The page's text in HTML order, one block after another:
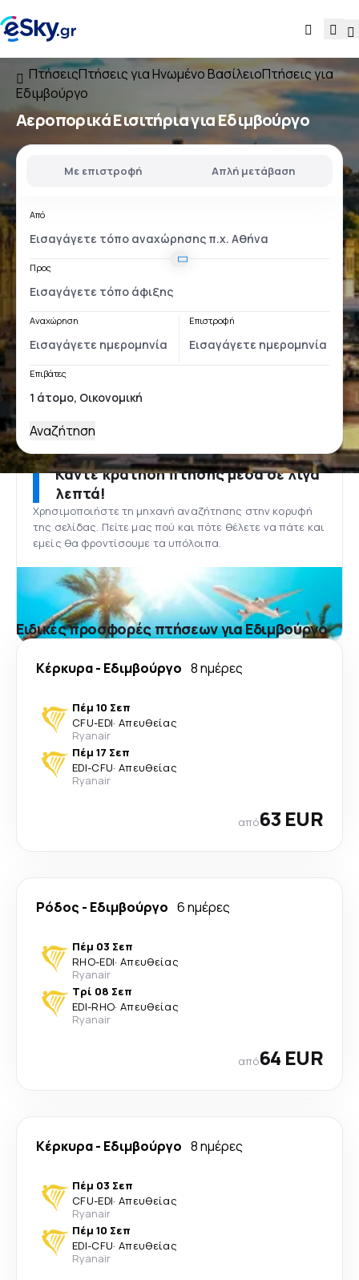
ΠτήσειςΠτήσεις για Ηνωμένο ΒασίλειοΠτήσεις για
Εδιμβούργο
Αεροπορικά Εισιτήρια για Εδιμβούργο
Με επιστροφή Απλή μετάβαση
Από
Προς
Αναχώρηση Επιστροφή
Επιβάτες
Αναζήτηση
Κάντε κράτηση πτήσης μέσα σε λίγα
λεπτά!
Χρησιμοποιήστε τη μηχανή αναζήτησης στην κορυφή
της σελίδας. Πείτε μας πού και πότε θέλετε να πάτε και
εμείς θα φροντίσουμε τα υπόλοιπα.
Ειδικές προσφορές πτήσεων για Εδιμβούργο
Κέρκυρα- Εδιμβούργο 8 ημέρες
Πέμ 10 Σεπ
CFU-EDI· Απευθείας
Ryanair
Πέμ 17 Σεπ
EDI-CFU· Απευθείας
Ryanair
από63 EUR
Ρόδος - Εδιμβούργο 6 ημέρες
Πέμ 03 Σεπ
RHO-EDI· Απευθείας
Ryanair
Τρί 08 Σεπ
EDI-RHO· Απευθείας
Ryanair
από64 EUR
Κέρκυρα- Εδιμβούργο 8 ημέρες
Πέμ 03 Σεπ
CFU-EDI· Απευθείας
Ryanair
Πέμ 10 Σεπ
EDI-CFU· Απευθείας
Ryanair